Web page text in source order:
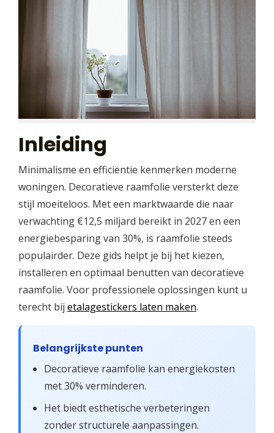
Inleiding
Minimalisme en efficiëntie kenmerken moderne
woningen. Decoratieve raamfolie versterkt deze
stijl moeiteloos. Met een marktwaarde die naar
verwachting €12,5 miljard bereikt in 2027 en een
energiebesparing van 30%, is raamfolie steeds
populairder. Deze gids helpt je bij het kiezen,
installeren en optimaal benutten van decoratieve
raamfolie. Voor professionele oplossingen kunt u
terecht bij etalagestickers laten maken.
Belangrijkste punten
Decoratieve raamfolie kan energiekosten
met 30% verminderen.
Het biedt esthetische verbeteringen
zonder structurele aanpassingen.